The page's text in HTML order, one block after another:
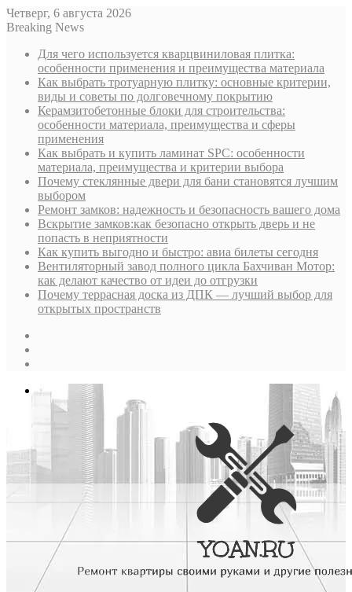
Четверг, 6 августа 2026
Breaking News
Для чего используется кварцвиниловая плитка:
особенности применения и преимущества материала
Как выбрать тротуарную плитку: основные критерии,
виды и советы по долговечному покрытию
Керамзитобетонные блоки для строительства:
особенности материала, преимущества и сферы
применения
Как выбрать и купить ламинат SPC: особенности
материала, преимущества и критерии выбора
Почему стеклянные двери для бани становятся лучшим
выбором
Ремонт замков: надежность и безопасность вашего дома
Вскрытие замков:как безопасно открыть дверь и не
попасть в неприятности
Как купить выгодно и быстро: авиа билеты сегодня
Вентиляторный завод полного цикла Бахчиван Мотор:
как делают качество от идеи до отгрузки
Почему террасная доска из ДПК — лучший выбор для
открытых пространств
Меню